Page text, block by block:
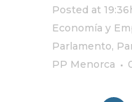
Posted at
Economía y
Parlamento,
PP Menorca